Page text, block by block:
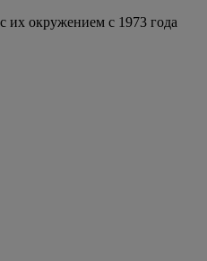
их окружением с 1973 года